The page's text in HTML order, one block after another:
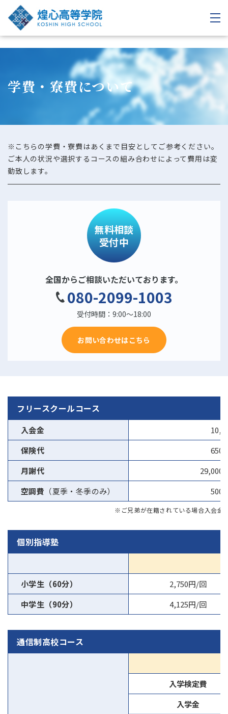
学費・寮費について
※こちらの学費・寮費はあくまで目安としてご参考ください。
ご本人の状況や選択するコースの組み合わせによって費用は変
動致します。
無料相談
受付中
全国からご相談いただいております。
080-2099-1003
受付時間：9:00〜18:00
お問い合わせはこちら
フリースクールコース
入会金
保険代
650
月謝代
29,000
空調費 （夏季・冬季のみ） 500
※ご兄弟が在籍されている場合入会金
個別指導塾
小学生（60分）
2,750円/回
中学生（90分）
4,125円/回
通信制高校コース
入学検定費
入学金